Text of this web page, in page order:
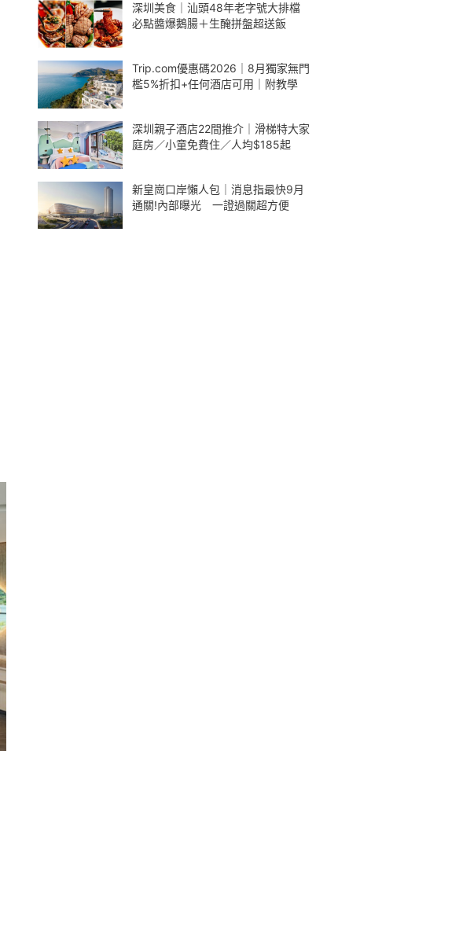
深圳美食｜汕頭48年老字號大排檔
必點醬爆鵝腸＋生醃拼盤超送飯
Trip.com優惠碼2026｜8月獨家無門
檻5%折扣+任何酒店可用｜附教學
深圳親子酒店22間推介｜滑梯特大家
庭房／小童免費住／人均$185起
新皇崗口岸懶人包｜消息指最快9月
通關!內部曝光 一證過關超方便